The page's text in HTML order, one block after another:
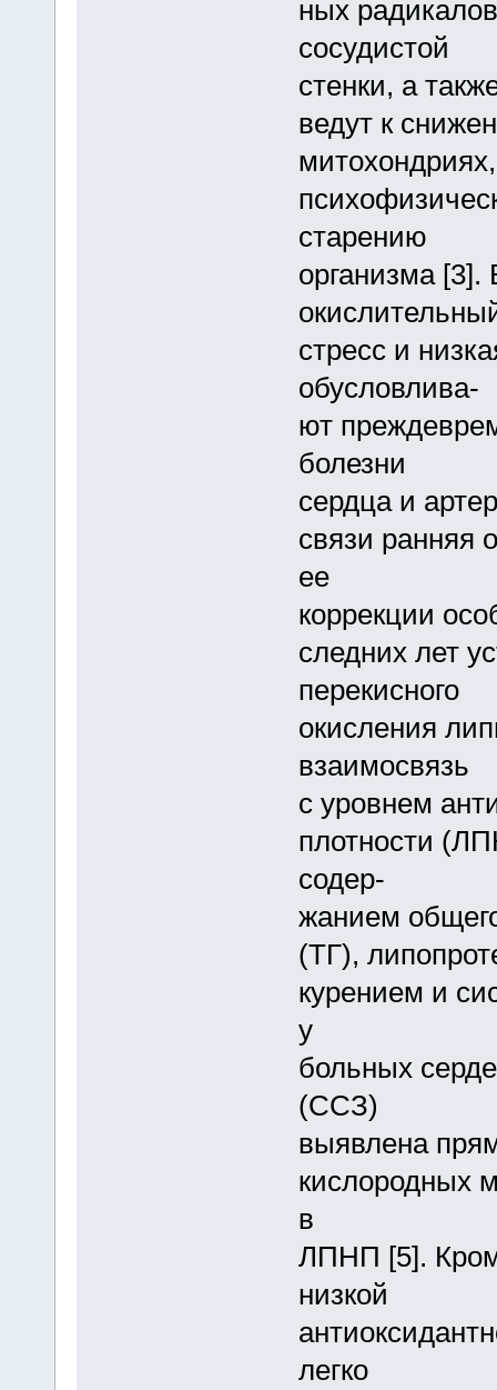
ных
сосудистой
стенки, а
ведут к
митохондриях,
старению
организма
стресс и
обусловлива-
ют
болезни
сердца и
связи ранняя
ее
коррекции
следних лет
перекисного
окисления
взаимосвязь
с уровнем
плотности
содер-
жанием
(ТГ),
курением и
у
больных
(ССЗ)
выявлена
кислородных
в
ЛПНП [5].
низкой
легко